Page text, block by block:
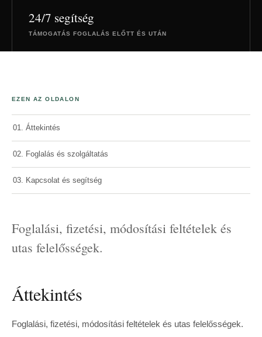
24/7 segítség
TÁMOGATÁS FOGLALÁS ELŐTT ÉS UTÁN
EZEN AZ OLDALON
01. Áttekintés
02. Foglalás és szolgáltatás
03. Kapcsolat és segítség
Foglalási, fizetési, módosítási feltételek és
utas felelősségek.
Áttekintés
Foglalási, fizetési, módosítási feltételek és utas felelősségek.